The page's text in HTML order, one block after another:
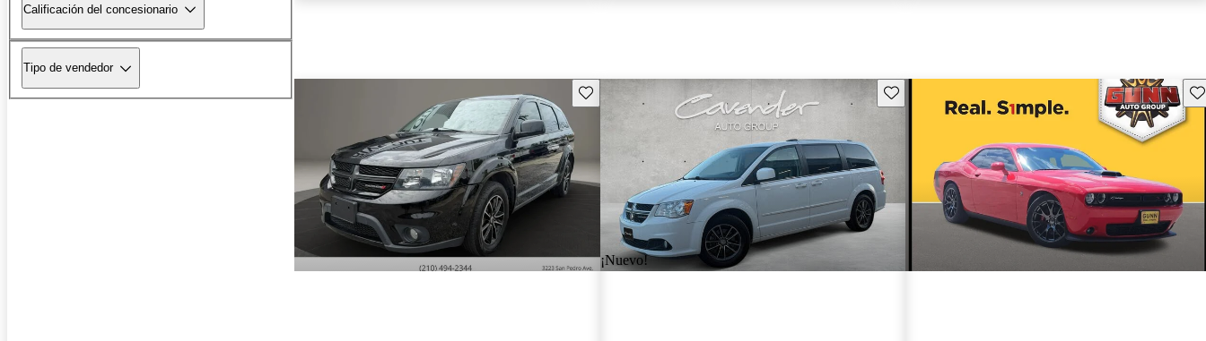
Calificación del concesionario
Tipo de vendedor
Guarda este Aviso
¡Nuevo!
Guarda este Aviso